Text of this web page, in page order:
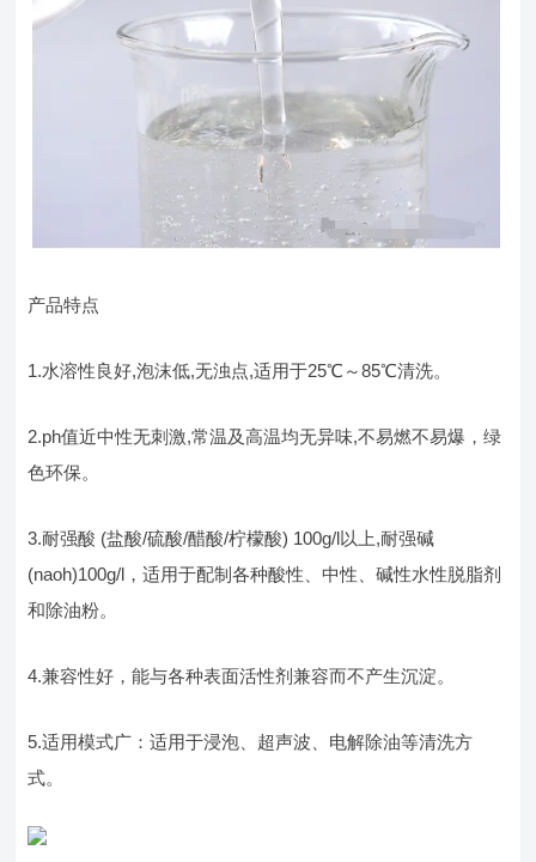
产品特点
1.水溶性良好,泡沫低,无浊点,适用于25℃～85℃清洗。
2.ph值近中性无刺激,常温及高温均无异味,不易燃不易爆，绿
色环保。
3.耐强酸 (盐酸/硫酸/醋酸/柠檬酸) 100g/l以上,耐强碱
(naoh)100g/l，适用于配制各种酸性、中性、碱性水性脱脂剂
和除油粉。
4.兼容性好，能与各种表面活性剂兼容而不产生沉淀。
5.适用模式广：适用于浸泡、超声波、电解除油等清洗方
式。